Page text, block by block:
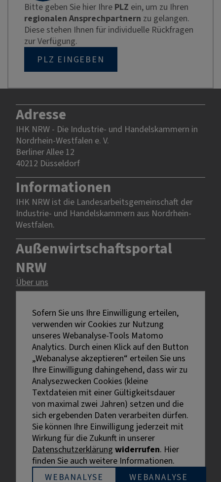
Bitte geben Sie hier Ihre PLZ ein, um zu Ihren
regionalen Ansprechpartnern zu gelangen.
Diese stehen Ihnen für individuelle Rückfragen
zur Verfügung.
PLZ EINGEBEN
Adresse
IHK NRW - Die Industrie- und Handelskammern in
Nordrhein-Westfalen e. V.
Berliner Allee 12
40212 Düsseldorf
Informationen
IHK NRW ist die Landesarbeitsgemeinschaft der
Industrie- und Handelskammern aus Nordrhein-
Westfalen.
Außenwirtschaftsportal
NRW
Über uns
Rechtliches
Impressum
Datenschutz
Erklärung zur Barrierefreiheit
Bildnachweise
Externe Links sind mit dem Symbol
gekennzeichnet.
Bei personenbezogenen Bezeichnungen wurde aus
Gründen der besseren Lesbarkeit die männliche
Bezeichnung gewählt. Gemeint sind stets alle
Sofern Sie uns Ihre Einwilligung erteilen,
verwenden wir Cookies zur Nutzung
unseres Webanalyse-Tools Matomo
Analytics. Durch einen Klick auf den Button
„Webanalyse akzeptieren“ erteilen Sie uns
Ihre Einwilligung dahingehend, dass wir zu
Analysezwecken Cookies (kleine
Textdateien mit einer Gültigkeitsdauer
von maximal zwei Jahren) setzen und die
sich ergebenden Daten verarbeiten dürfen.
Sie können Ihre Einwilligung jederzeit mit
Wirkung für die Zukunft in unserer
Datenschutzerklärung widerrufen. Hier
finden Sie auch weitere Informationen.
WEBANALYSE
WEBANALYSE